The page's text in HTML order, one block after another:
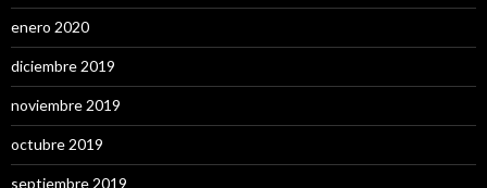
enero 2020
diciembre 2019
noviembre 2019
octubre 2019
septiembre 2019